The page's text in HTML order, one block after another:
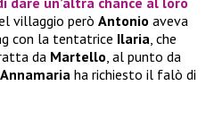
villaggio però Antonio aveva
con la tentatrice Ilaria, che
da Martello, al punto da
Annamaria ha richiesto il falò di